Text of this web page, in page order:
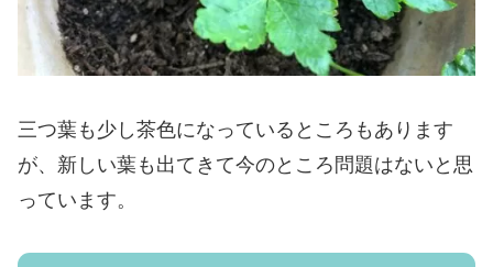
三つ葉も少し茶色になっているところもあります
が、新しい葉も出てきて今のところ問題はないと思
っています。